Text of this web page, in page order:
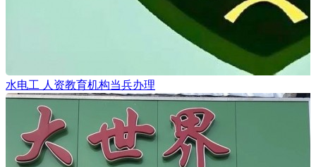
水电工 人资教育机构当兵办理